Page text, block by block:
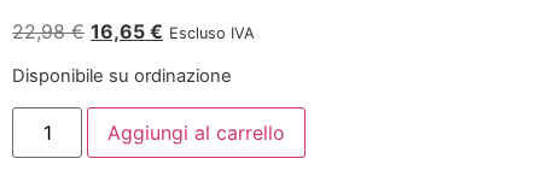
22,98€ 16,65 € Escluso IVA
Disponibile su ordinazione
Aggiungi al carrello